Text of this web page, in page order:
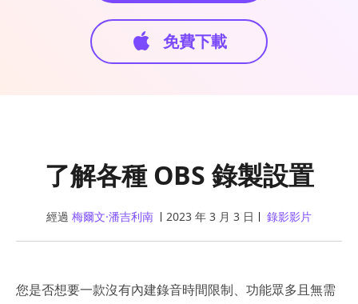
免費下載
了解各種 OBS 錄製設置
經過 梅爾文·潘吉利南 2023 年 3 月 3 日 錄影影片
您是否想要一款沒有內建錄音時間限制、功能眾多且無需